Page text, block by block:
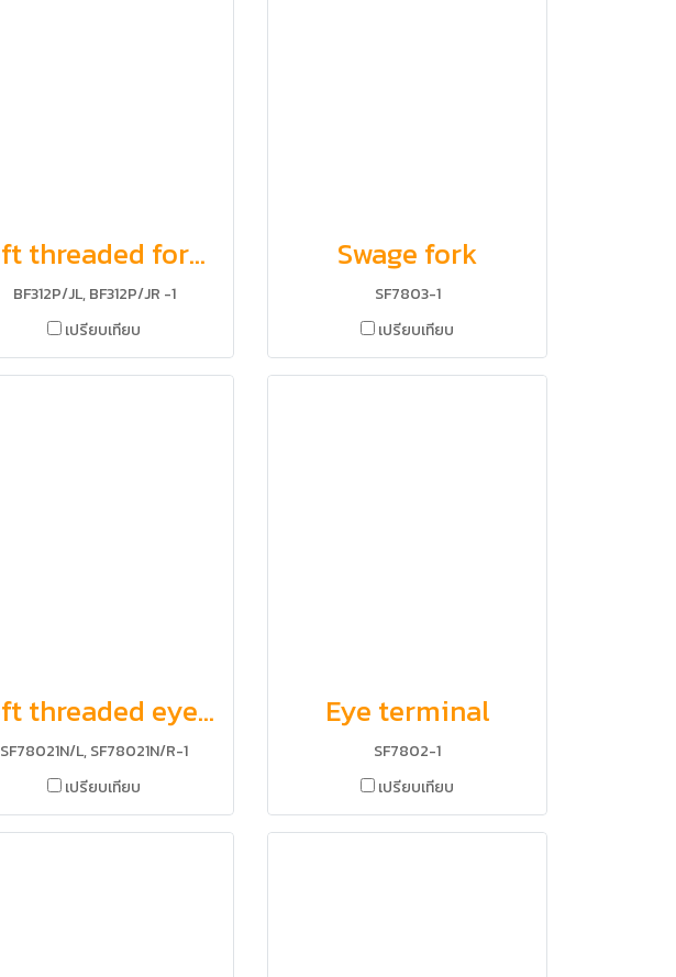
Left threaded fork, Right threaded fork
BF312P/JL, BF312P/JR -1
เปรียบเทียบ
Swage fork
SF7803-1
เปรียบเทียบ
Left threaded eye and nut, Right threaded eye and nut
SF78021N/L, SF78021N/R-1
เปรียบเทียบ
Eye terminal
SF7802-1
เปรียบเทียบ